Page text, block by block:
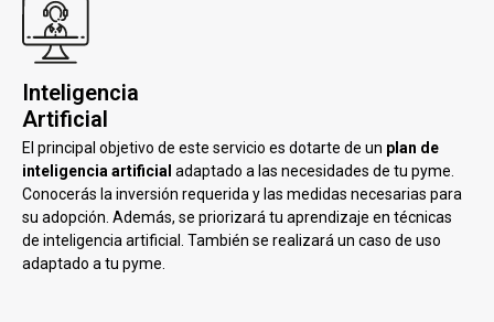
Inteligencia
Artificial
El principal objetivo de este servicio es dotarte de un plan de
inteligencia artificial adaptado a las necesidades de tu pyme.
Conocerás la inversión requerida y las medidas necesarias para
su adopción. Además, se priorizará tu aprendizaje en técnicas
de inteligencia artificial. También se realizará un caso de uso
adaptado a tu pyme.